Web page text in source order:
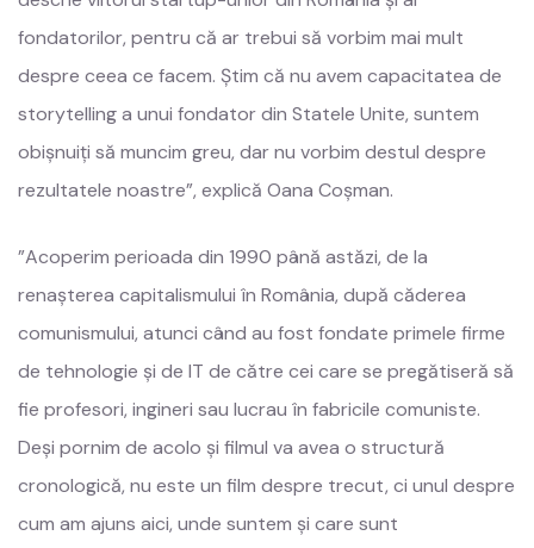
fondatorilor, pentru că ar trebui să vorbim mai mult
despre ceea ce facem. Știm că nu avem capacitatea de
storytelling a unui fondator din Statele Unite, suntem
obișnuiți să muncim greu, dar nu vorbim destul despre
rezultatele noastre”, explică Oana Coșman.
”Acoperim perioada din 1990 până astăzi, de la
renașterea capitalismului în România, după căderea
comunismului, atunci când au fost fondate primele firme
de tehnologie și de IT de către cei care se pregătiseră să
fie profesori, ingineri sau lucrau în fabricile comuniste.
Deși pornim de acolo și filmul va avea o structură
cronologică, nu este un film despre trecut, ci unul despre
cum am ajuns aici, unde suntem și care sunt